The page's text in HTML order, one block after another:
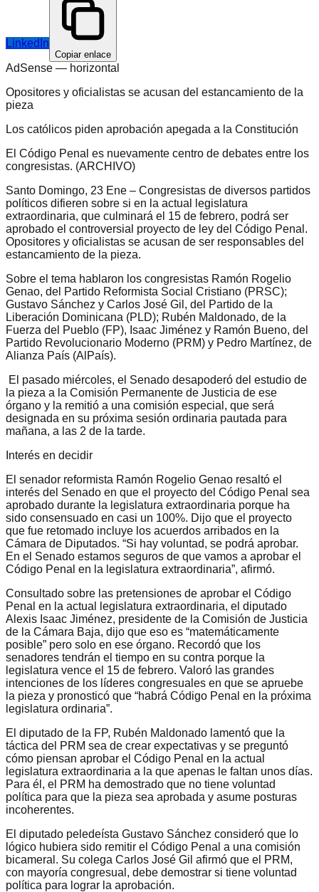
LinkedIn
Copiar enlace
AdSense — horizontal
Opositores y oficialistas se acusan del estancamiento de la
pieza
Los católicos piden aprobación apegada a la Constitución
El Código Penal es nuevamente centro de debates entre los
congresistas. (ARCHIVO)
Santo Domingo, 23 Ene – Congresistas de diversos partidos
políticos difieren sobre si en la actual legislatura
extraordinaria, que culminará el 15 de febrero, podrá ser
aprobado el controversial proyecto de ley del Código Penal.
Opositores y oficialistas se acusan de ser responsables del
estancamiento de la pieza.
Sobre el tema hablaron los congresistas Ramón Rogelio
Genao, del Partido Reformista Social Cristiano (PRSC);
Gustavo Sánchez y Carlos José Gil, del Partido de la
Liberación Dominicana (PLD); Rubén Maldonado, de la
Fuerza del Pueblo (FP), Isaac Jiménez y Ramón Bueno, del
Partido Revolucionario Moderno (PRM) y Pedro Martínez, de
Alianza País (AlPaís).
El pasado miércoles, el Senado desapoderó del estudio de
la pieza a la Comisión Permanente de Justicia de ese
órgano y la remitió a una comisión especial, que será
designada en su próxima sesión ordinaria pautada para
mañana, a las 2 de la tarde.
Interés en decidir
El senador reformista Ramón Rogelio Genao resaltó el
interés del Senado en que el proyecto del Código Penal sea
aprobado durante la legislatura extraordinaria porque ha
sido consensuado en casi un 100%. Dijo que el proyecto
que fue retomado incluye los acuerdos arribados en la
Cámara de Diputados. “Si hay voluntad, se podrá aprobar.
En el Senado estamos seguros de que vamos a aprobar el
Código Penal en la legislatura extraordinaria”, afirmó.
Consultado sobre las pretensiones de aprobar el Código
Penal en la actual legislatura extraordinaria, el diputado
Alexis Isaac Jiménez, presidente de la Comisión de Justicia
de la Cámara Baja, dijo que eso es “matemáticamente
posible” pero solo en ese órgano. Recordó que los
senadores tendrán el tiempo en su contra porque la
legislatura vence el 15 de febrero. Valoró las grandes
intenciones de los líderes congresuales en que se apruebe
la pieza y pronosticó que “habrá Código Penal en la próxima
legislatura ordinaria”.
El diputado de la FP, Rubén Maldonado lamentó que la
táctica del PRM sea de crear expectativas y se preguntó
cómo piensan aprobar el Código Penal en la actual
legislatura extraordinaria a la que apenas le faltan unos días.
Para él, el PRM ha demostrado que no tiene voluntad
política para que la pieza sea aprobada y asume posturas
incoherentes.
El diputado peledeísta Gustavo Sánchez consideró que lo
lógico hubiera sido remitir el Código Penal a una comisión
bicameral. Su colega Carlos José Gil afirmó que el PRM,
con mayoría congresual, debe demostrar si tiene voluntad
política para lograr la aprobación.